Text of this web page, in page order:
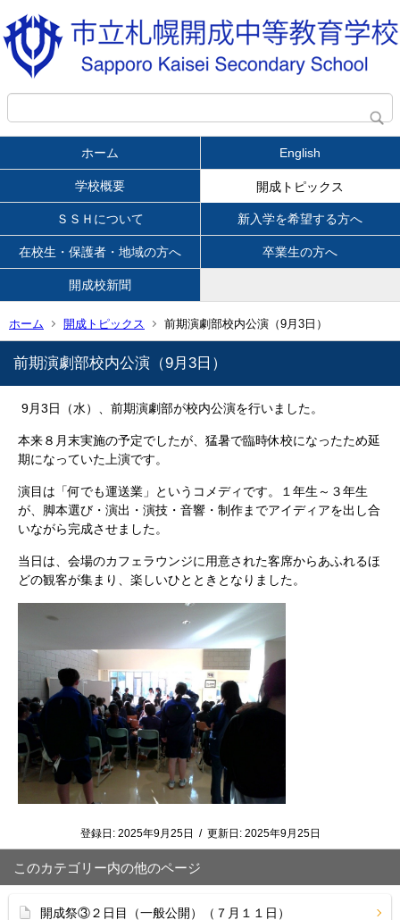
ホーム English
学校概要 開成トピックス
ＳＳＨについて 新入学を希望する方へ
在校生・保護者・地域の方へ 卒業生の方へ
開成校新聞
ホーム 開成トピックス 前期演劇部校内公演（9月3日）
前期演劇部校内公演（9月3日）
9月3日（水）、前期演劇部が校内公演を行いました。
本来８月末実施の予定でしたが、猛暑で臨時休校になったため延
期になっていた上演です。
演目は「何でも運送業」というコメディです。１年生～３年生
が、脚本選び・演出・演技・音響・制作までアイディアを出し合
いながら完成させました。
当日は、会場のカフェラウンジに用意された客席からあふれるほ
どの観客が集まり、楽しいひとときとなりました。
登録日: 2025年9月25日 / 更新日: 2025年9月25日
このカテゴリー内の他のページ
開成祭③２日目（一般公開）（７月１１日）